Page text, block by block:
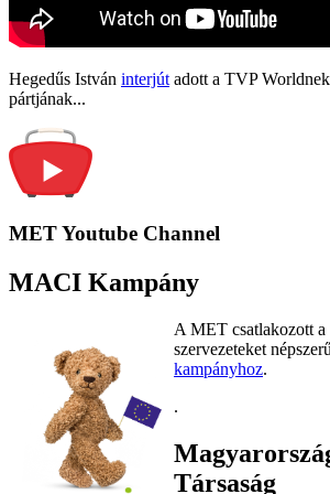
Hegedűs István interjút adott a TVP
pártjának...
MET Youtube Channel
MACI Kampány
A MET csatlakozott
szervezeteket
kampányhoz.
.
Társaság